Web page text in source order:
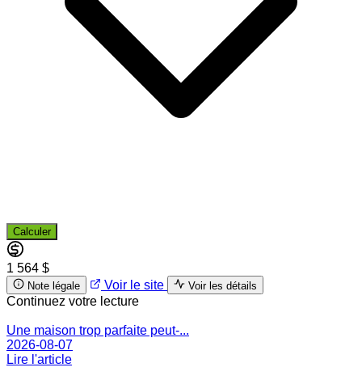
Calculer
1 564 $
Note légale Voir le site Voir les détails
Continuez votre lecture
Une maison trop parfaite peut-...
2026-08-07
Lire l'article